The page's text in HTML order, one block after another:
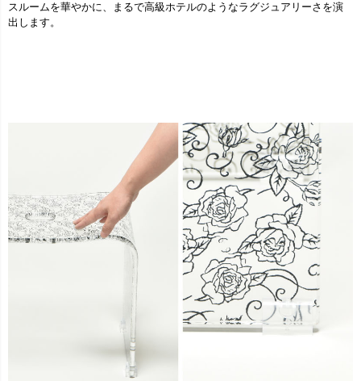
スルームを華やかに、まるで高級ホテルのようなラグジュアリーさを演
出します。